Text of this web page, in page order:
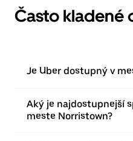
Často kladené
Je Uber dostupný v
Aký je najdostupnejší
meste Norristown?